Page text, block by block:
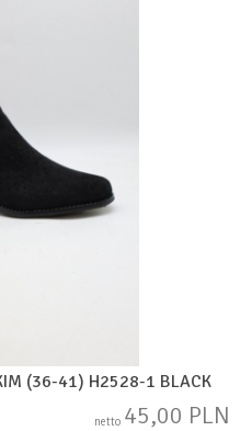
(36-41) H2528-1 BLACK
netto 45,00 PLN